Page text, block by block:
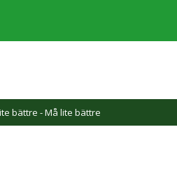
bättre - Må lite bättre